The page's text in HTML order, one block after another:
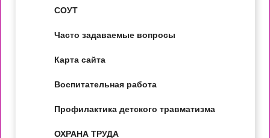
СОУТ
Часто задаваемые вопросы
Карта сайта
Воспитательная работа
Профилактика детского травматизма
ОХРАНА ТРУДА